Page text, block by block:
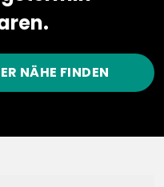
NÄHE FINDEN